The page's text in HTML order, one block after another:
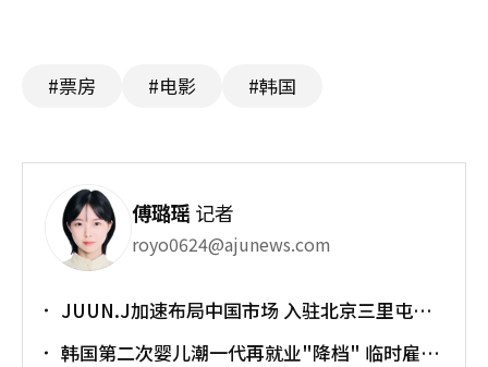
#票房 #电影 #韩国
傅璐瑶 记者
royo0624@ajunews.com
JUUN.J加速布局中国市场 入驻北京三里屯太
韩国第二次婴儿潮一代再就业"降档" 临时雇员